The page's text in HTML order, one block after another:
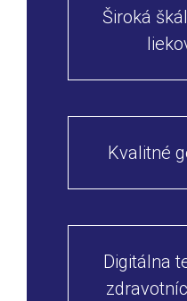
Široká
Kvalitné
Digitálna